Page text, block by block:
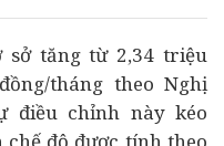
sở tăng từ 2,34 triệu
tháng theo Nghị
điều chỉnh này kéo